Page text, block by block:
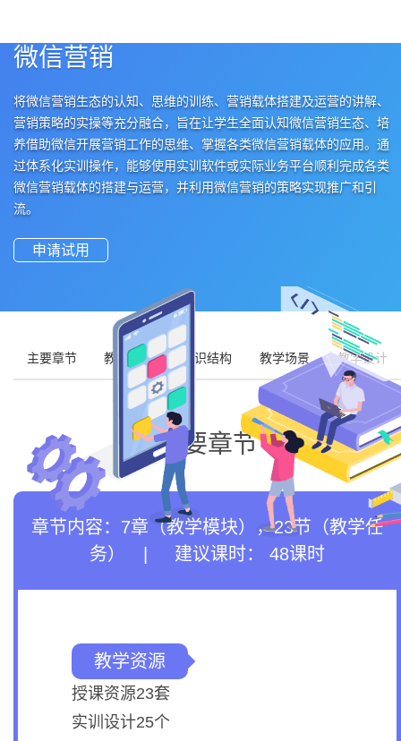
微信营销
将微信营销生态的认知、思维的训练、营销载体搭建及运营的讲解、
营销策略的实操等充分融合，旨在让学生全面认知微信营销生态、培
养借助微信开展营销工作的思维、掌握各类微信营销载体的应用。通
过体系化实训操作，能够使用实训软件或实际业务平台顺利完成各类
微信营销载体的搭建与运营，并利用微信营销的策略实现推广和引
流。
申请试用
主要章节 教学目标 知识结构 教学场景 教学设计
主要章节
章节内容： 7章（教学模块） ，23节（教学任
务）
建议课时： 48课时
教学资源
授课资源23套
实训设计25个